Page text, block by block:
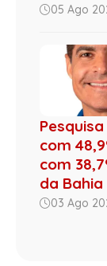
05 Ago
com
com
da Bahia
03 Ago